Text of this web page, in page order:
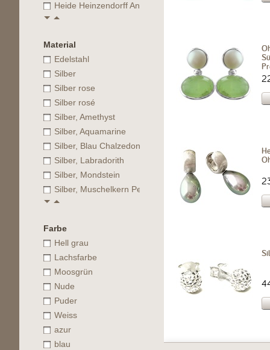
Heide Heinzendorff Anhänger
Material
Edelstahl
Silber
Silber rose
Silber rosé
Silber, Amethyst
Silber, Aquamarine
Silber, Blau Chalzedon
Silber, Labradorith
Silber, Mondstein
Silber, Muschelkern Perle
Farbe
Hell grau
Lachsfarbe
Moosgrün
Nude
Puder
Weiss
azur
blau